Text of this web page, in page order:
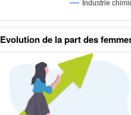
Evolution de la part des